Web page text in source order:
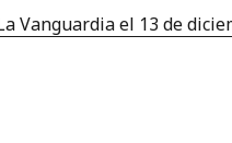
Vanguardia el 13 de